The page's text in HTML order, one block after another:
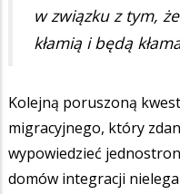
w związku z tym,
kłamią i będą
Kolejną poruszoną
migracyjnego, który
wypowiedzieć
domów integracji